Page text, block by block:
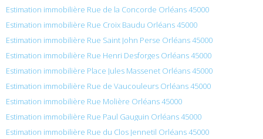
Estimation immobilière Rue de la Concorde Orléans 45000
Estimation immobilière Rue Croix Baudu Orléans 45000
Estimation immobilière Rue Saint John Perse Orléans 45000
Estimation immobilière Rue Henri Desforges Orléans 45000
Estimation immobilière Place Jules Massenet Orléans 45000
Estimation immobilière Rue de Vaucouleurs Orléans 45000
Estimation immobilière Rue Molière Orléans 45000
Estimation immobilière Rue Paul Gauguin Orléans 45000
Estimation immobilière Rue du Clos Jennetil Orléans 45000